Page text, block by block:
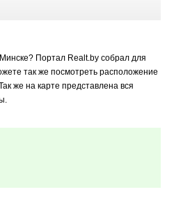
Портал Realt.by собрал для
так же посмотреть расположение
же на карте представлена вся